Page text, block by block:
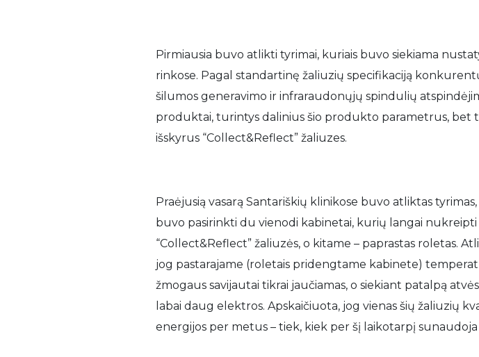
Pirmiausia buvo atlikti tyrimai, kuriais buvo siekiama
rinkose. Pagal standartinę žaliuzių specifikaciją
šilumos generavimo ir infraraudonųjų spindulių
produktai, turintys dalinius šio produkto parametrus, bet
išskyrus “Collect&Reflect” žaliuzes.
Praėjusią vasarą Santariškių klinikose buvo atliktas
buvo pasirinkti du vienodi kabinetai, kurių langai
“Collect&Reflect” žaliuzės, o kitame – paprastas roletas.
jog pastarajame (roletais pridengtame kabinete)
žmogaus savijautai tikrai jaučiamas, o siekiant patalpą
labai daug elektros. Apskaičiuota, jog vienas šių žaliuzių
energijos per metus – tiek, kiek per šį laikotarpį